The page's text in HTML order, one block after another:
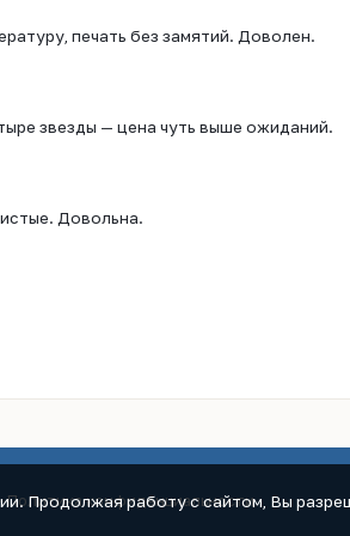
печать без замятий. Доволен.
звезды — цена чуть выше ожиданий.
Довольна.
Политика конфиденциальности
Продолжая работу с сайтом, Вы